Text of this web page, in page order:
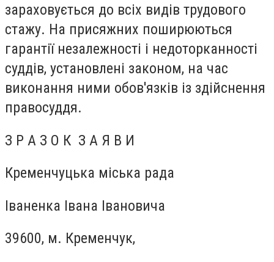
зараховується до всіх видів трудового
стажу. На присяжних поширюються
гарантії незалежності і недоторканності
суддів, установлені законом, на час
виконання ними обов'язків із здійснення
правосуддя.
З Р А З О К З А Я В И
Кременчуцька міська рада
Іваненка Івана Івановича
39600, м. Кременчук,